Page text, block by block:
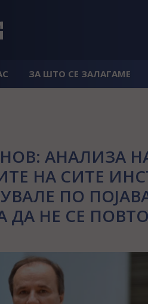
ЗА ШТО СЕ ЗАЛАГАМЕ
АНАЛИЗА
НА СИТЕ
ПО
ДА НЕ СЕ